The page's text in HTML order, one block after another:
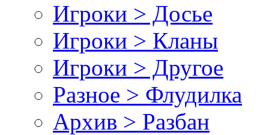
Игроки > Досье
Игроки > Кланы
Игроки > Другое
Разное > Флудилка
Архив > Разбан